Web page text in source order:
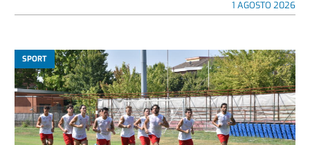
1 AGOSTO 2026
SPORT